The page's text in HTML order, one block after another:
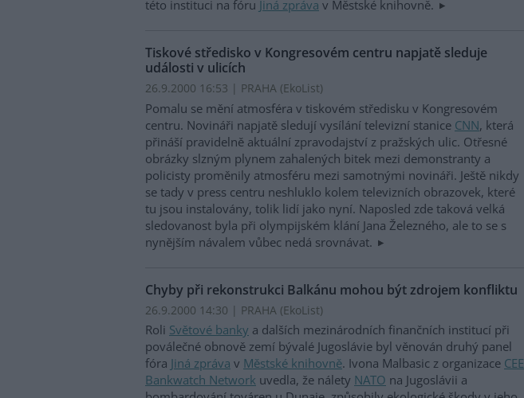
této instituci na fóru Jiná zpráva v Městské knihovně.
Tiskové středisko v Kongresovém centru napjatě sleduje
události v ulicích
26.9.2000 16:53 | PRAHA (EkoList)
Pomalu se mění atmosféra v tiskovém středisku v Kongresovém
centru. Novináři napjatě sledují vysílání televizní stanice CNN, která
přináší pravidelně aktuální zpravodajství z pražských ulic. Otřesné
obrázky slzným plynem zahalených bitek mezi demonstranty a
policisty proměnily atmosféru mezi samotnými novináři. Ještě nikdy
se tady v press centru neshluklo kolem televizních obrazovek, které
tu jsou instalovány, tolik lidí jako nyní. Naposled zde taková velká
sledovanost byla při olympijském klání Jana Železného, ale to se s
nynějším návalem vůbec nedá srovnávat.
Chyby při rekonstrukci Balkánu mohou být zdrojem konfliktu
26.9.2000 14:30 | PRAHA (EkoList)
Roli Světové banky a dalších mezinárodních finančních institucí při
poválečné obnově zemí bývalé Jugoslávie byl věnován druhý panel
fóra Jiná zpráva v Městské knihovně. Ivona Malbasic z organizace CEE
Bankwatch Network uvedla, že nálety NATO na Jugoslávii a